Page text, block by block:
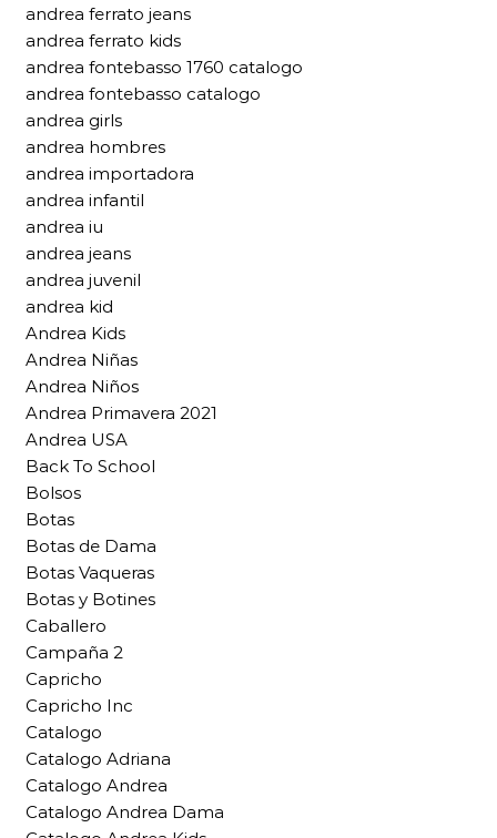
andrea ferrato jeans
andrea ferrato kids
andrea fontebasso 1760 catalogo
andrea fontebasso catalogo
andrea girls
andrea hombres
andrea importadora
andrea infantil
andrea iu
andrea jeans
andrea juvenil
andrea kid
Andrea Kids
Andrea Niñas
Andrea Niños
Andrea Primavera 2021
Andrea USA
Back To School
Bolsos
Botas
Botas de Dama
Botas Vaqueras
Botas y Botines
Caballero
Campaña 2
Capricho
Capricho Inc
Catalogo
Catalogo Adriana
Catalogo Andrea
Catalogo Andrea Dama